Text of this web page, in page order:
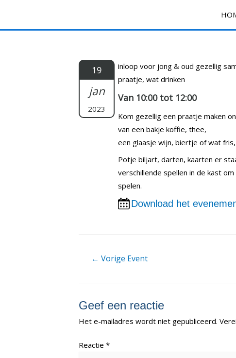
inhoud
19
jan
2023
inloop voor jong & oud gezellig
praatje, wat drinken
Van 10:00 tot 12:00
Kom gezellig een praatje maken
van een bakje koffie, thee,
een glaasje wijn, biertje of wat fris,
Potje biljart, darten, kaarten er
verschillende spellen in de kast
spelen.
Download het
Berichtnavigatie
← Vorige Event
Geef een reactie
Het e-mailadres wordt niet gepubliceerd.
Reactie *